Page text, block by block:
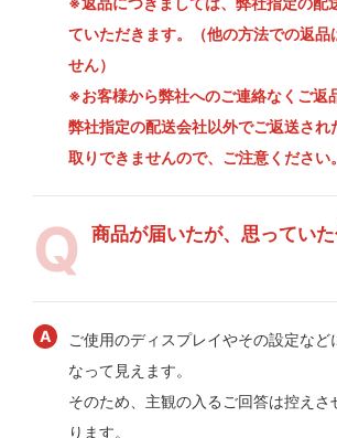
ていただきます。（他の方法での返品
せん）
※お客様から弊社へのご連絡なくご返
弊社指定の配送会社以外でご返送され
取りできませんので、ご注意ください。
商品が届いたが、思ってい
ご使用のディスプレイやその設定など
なって見えます。
そのため、主観の入るご回答は控えさ
ります。